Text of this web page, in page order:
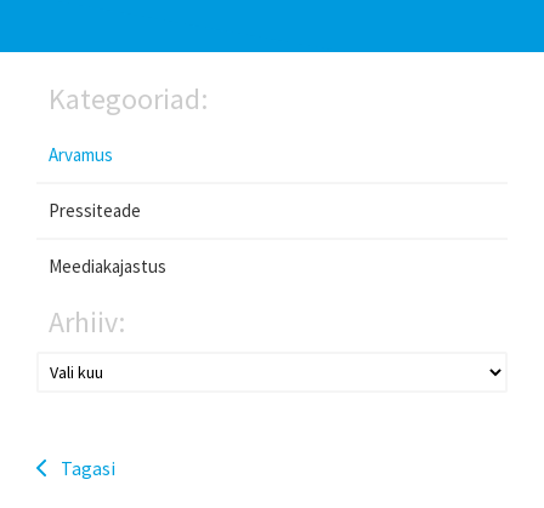
Kategooriad:
Arvamus
Pressiteade
Meediakajastus
Arhiiv:
Tagasi